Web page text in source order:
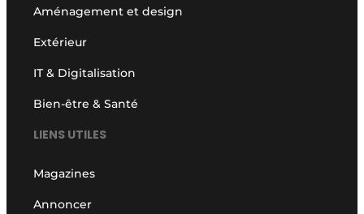
Aménagement et design
Extérieur
IT & Digitalisation
Bien-être & Santé
LIENS UTILES
Magazines
Annoncer